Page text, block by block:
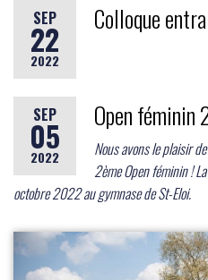
SEP
22
2022
Colloque
SEP
05
2022
Open féminin
Nous avons le plaisir
2ème Open féminin !
octobre 2022 au gymnase de St-Eloi.